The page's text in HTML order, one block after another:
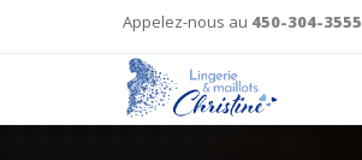
Appelez-nous au 450-304-3555